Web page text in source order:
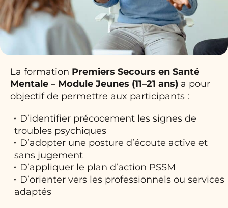
La formation Premiers Secours en Santé
Mentale – Module Jeunes (11–21 ans) a pour
objectif de permettre aux participants :
D’identifier précocement les signes de
troubles psychiques
D’adopter une posture d’écoute active et
sans jugement
D’appliquer le plan d’action PSSM
D’orienter vers les professionnels ou services
adaptés